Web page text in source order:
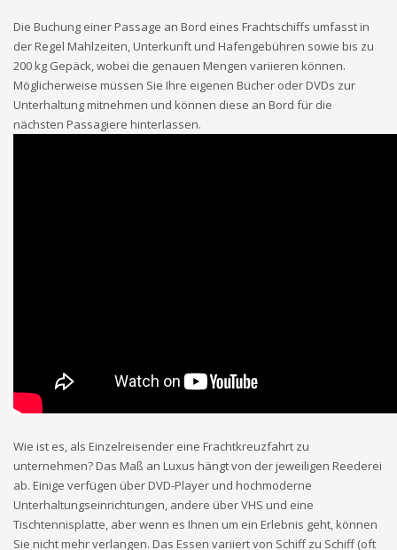
Die Buchung einer Passage an Bord eines Frachtschiffs umfasst in
der Regel Mahlzeiten, Unterkunft und Hafengebühren sowie bis zu
200 kg Gepäck, wobei die genauen Mengen variieren können.
Möglicherweise müssen Sie Ihre eigenen Bücher oder DVDs zur
Unterhaltung mitnehmen und können diese an Bord für die
nächsten Passagiere hinterlassen.
Wie ist es, als Einzelreisender eine Frachtkreuzfahrt zu
unternehmen? Das Maß an Luxus hängt von der jeweiligen Reederei
ab. Einige verfügen über DVD-Player und hochmoderne
Unterhaltungseinrichtungen, andere über VHS und eine
Tischtennisplatte, aber wenn es Ihnen um ein Erlebnis geht, können
Sie nicht mehr verlangen. Das Essen variiert von Schiff zu Schiff (oft